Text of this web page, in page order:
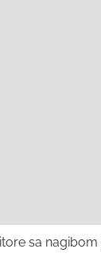
sa nagibom